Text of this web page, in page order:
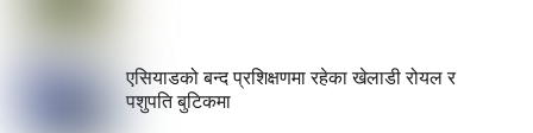
एसियाडको बन्द प्रशिक्षणमा रहेका खेलाडी रोयल र
पशुपति बुटिकमा